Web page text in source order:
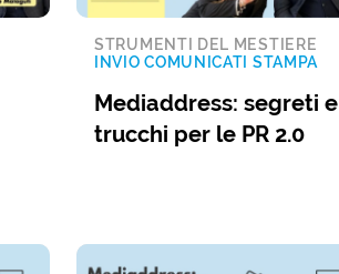
STRUMENTI DEL MESTIERE
INVIO COMUNICATI STAMPA
Mediaddress: segreti e
trucchi per le PR 2.0